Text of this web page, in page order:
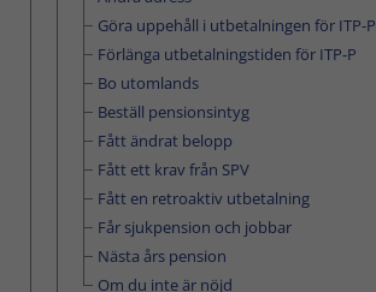
Göra uppehåll i utbetalningen för ITP-P
Förlänga utbetalningstiden för ITP-P
Bo utomlands
Beställ pensionsintyg
Fått ändrat belopp
Fått ett krav från SPV
Fått en retroaktiv utbetalning
Får sjukpension och jobbar
Nästa års pension
Om du inte är nöjd